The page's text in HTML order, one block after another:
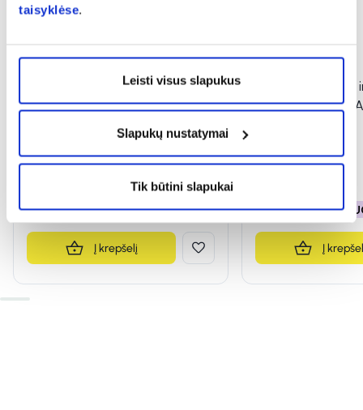
taisyklėse.
Leisti visus slapukus
Slapukų nustatymai
Tik būtini slapukai
-10%
BIODERMA kūno ir plaukų
prausiklis vaikams ABCDERM
MOUSSANT, 200 ml
Įvertinimas 5.0 iš 5
% PAPILDOMA NUOLAIDA
Į krepšelį
-10%
BIODERMA kūno
prausiklis vaikams
Įvertinimas 5.0 iš 5
% PAPILDOMA
Į